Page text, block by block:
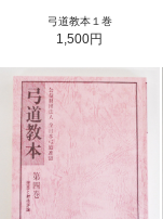
弓道教本１巻
1,500円